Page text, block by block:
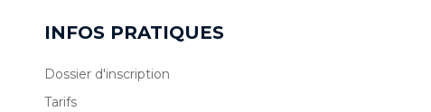
INFOS PRATIQUES
Dossier d'inscription
Tarifs